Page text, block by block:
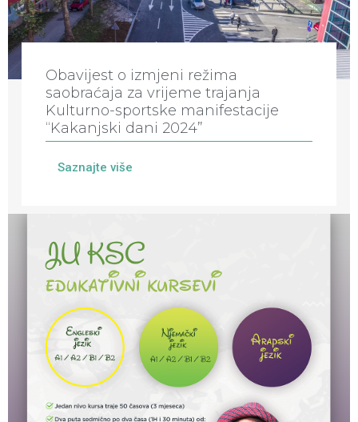
Obavijest o izmjeni režima
saobraćaja za vrijeme trajanja
Kulturno-sportske manifestacije
“Kakanjski dani 2024”
Saznajte više